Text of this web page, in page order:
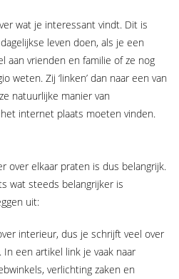
wat je interessant vindt. Dit is
leven doen, als je een
aan vrienden en familie of ze nog
weten. Zij ‘linken’ dan naar een van
natuurlijke manier van
internet plaats moeten vinden.
over elkaar praten is dus belangrijk.
wat steeds belangrijker is
uit:
interieur, dus je schrijft veel over
een artikel link je vaak naar
verlichting zaken en